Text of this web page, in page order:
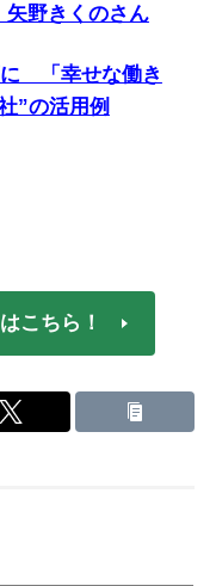
矢野きくのさん
に 「幸せな働き
”の活用例
こちら！